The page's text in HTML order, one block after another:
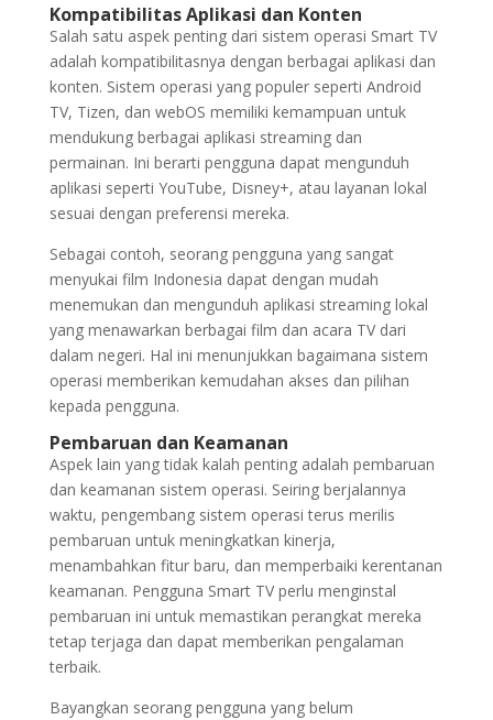
Kompatibilitas Aplikasi dan Konten
Salah satu aspek penting dari sistem operasi Smart TV
adalah kompatibilitasnya dengan berbagai aplikasi dan
konten. Sistem operasi yang populer seperti Android
TV, Tizen, dan webOS memiliki kemampuan untuk
mendukung berbagai aplikasi streaming dan
permainan. Ini berarti pengguna dapat mengunduh
aplikasi seperti YouTube, Disney+, atau layanan lokal
sesuai dengan preferensi mereka.
Sebagai contoh, seorang pengguna yang sangat
menyukai film Indonesia dapat dengan mudah
menemukan dan mengunduh aplikasi streaming lokal
yang menawarkan berbagai film dan acara TV dari
dalam negeri. Hal ini menunjukkan bagaimana sistem
operasi memberikan kemudahan akses dan pilihan
kepada pengguna.
Pembaruan dan Keamanan
Aspek lain yang tidak kalah penting adalah pembaruan
dan keamanan sistem operasi. Seiring berjalannya
waktu, pengembang sistem operasi terus merilis
pembaruan untuk meningkatkan kinerja,
menambahkan fitur baru, dan memperbaiki kerentanan
keamanan. Pengguna Smart TV perlu menginstal
pembaruan ini untuk memastikan perangkat mereka
tetap terjaga dan dapat memberikan pengalaman
terbaik.
Bayangkan seorang pengguna yang belum